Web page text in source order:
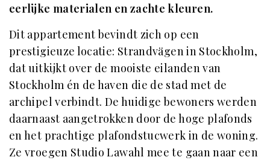
eerlijke materialen en zachte kleuren.
Dit appartement bevindt zich op een
prestigieuze locatie: Strandvägen in Stockholm,
dat uitkijkt over de mooiste eilanden van
Stockholm én de haven die de stad met de
archipel verbindt. De huidige bewoners werden
daarnaast aangetrokken door de hoge plafonds
en het prachtige plafondstucwerk in de woning.
Ze vroegen Studio Lawahl mee te gaan naar een